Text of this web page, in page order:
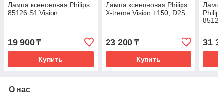
Лампа ксеноновая Philips
85126 S1 Vision
19 900 ₸
Купить
Лампа ксеноновая Philips
X-treme Vision +150, D2S
23 200₸
Купить
31
О нас